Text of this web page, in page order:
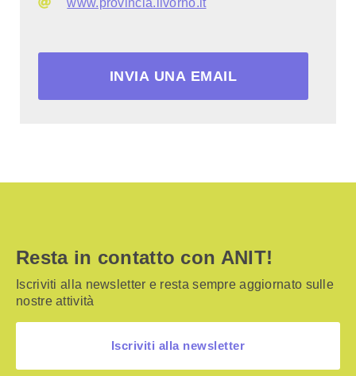
www.provincia.livorno.it
INVIA UNA EMAIL
Resta in contatto con ANIT!
Iscriviti alla newsletter e resta sempre aggiornato sulle
nostre attività
Iscriviti alla newsletter